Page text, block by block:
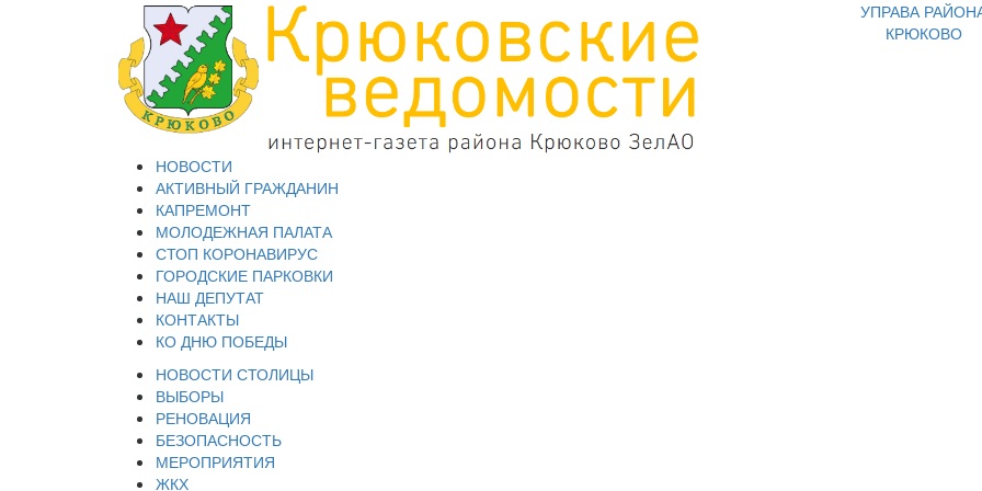
УПРАВА
КРЮКОВО
НОВОСТИ
АКТИВНЫЙ ГРАЖДАНИН
КАПРЕМОНТ
МОЛОДЕЖНАЯ ПАЛАТА
СТОП КОРОНАВИРУС
ГОРОДСКИЕ ПАРКОВКИ
НАШ ДЕПУТАТ
КОНТАКТЫ
КО ДНЮ ПОБЕДЫ
НОВОСТИ СТОЛИЦЫ
ВЫБОРЫ
РЕНОВАЦИЯ
БЕЗОПАСНОСТЬ
МЕРОПРИЯТИЯ
ЖКХ